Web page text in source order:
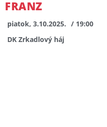
FRANZ
piatok, 3.10.2025. / 19:00
DK Zrkadlový háj